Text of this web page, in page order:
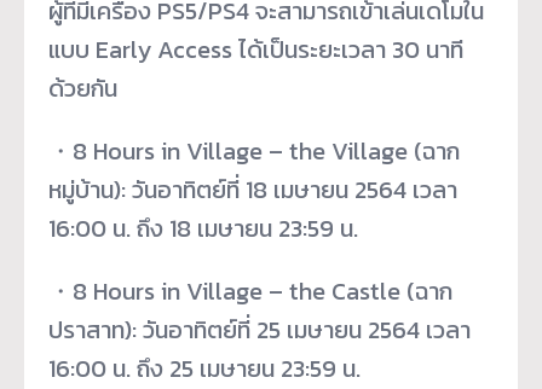
ผู้ที่มีเครื่อง PS5/PS4 จะสามารถเข้าเล่นเดโมใน
แบบ Early Access ได้เป็นระยะเวลา 30 นาที
ด้วยกัน
・8 Hours in Village – the Village (ฉาก
หมู่บ้าน): วันอาทิตย์ที่ 18 เมษายน 2564 เวลา
16:00 น. ถึง 18 เมษายน 23:59 น.
・8 Hours in Village – the Castle (ฉาก
ปราสาท): วันอาทิตย์ที่ 25 เมษายน 2564 เวลา
16:00 น. ถึง 25 เมษายน 23:59 น.